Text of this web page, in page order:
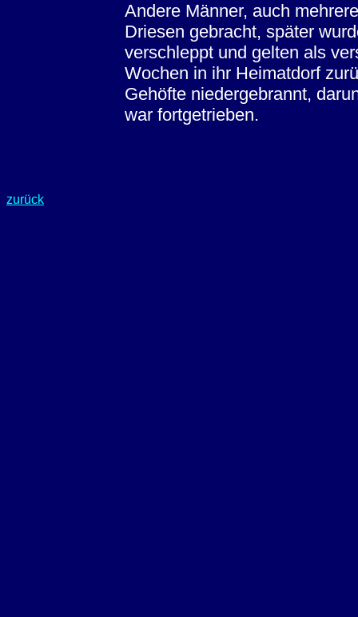
Andere Männer, auch
Driesen gebracht, später
verschleppt und gelten als
Wochen in ihr Heimatdorf
Gehöfte niedergebrannt,
war fortgetrieben.
zurück